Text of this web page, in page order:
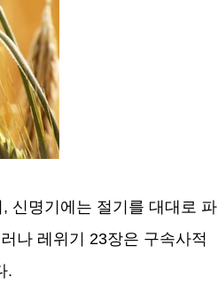
, 신명기에는 절기를 대대로 파
나 레위기 23장은 구속사적
.